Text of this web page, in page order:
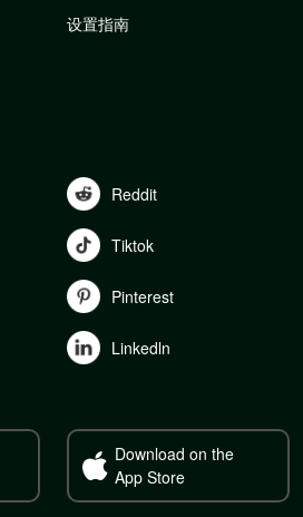
设置指南
Reddit
Tiktok
Pinterest
Linkedln
Download on the
App Store